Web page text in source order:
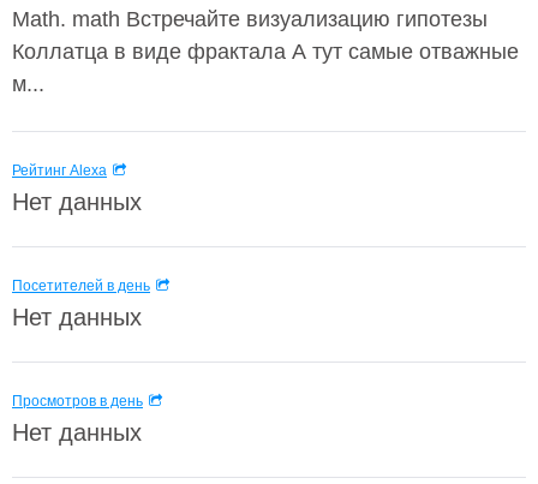
Math. math Встречайте визуализацию гипотезы
Коллатца в виде фрактала А тут самые отважные
м...
Рейтинг Alexa
Нет данных
Посетителей в день
Нет данных
Просмотров в день
Нет данных